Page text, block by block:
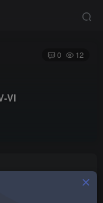
VI
0 12